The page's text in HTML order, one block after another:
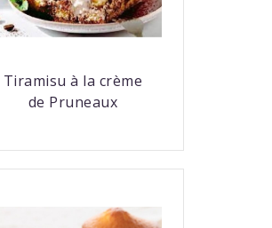
Tiramisu à la crème
de Pruneaux